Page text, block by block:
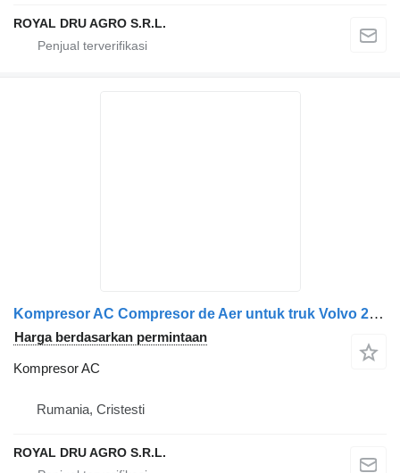
ROYAL DRU AGRO S.R.L.
Kompresor AC Compresor de Aer untuk truk Volvo 21457557 / 21458795 / 04909170
Harga berdasarkan permintaan
Kompresor AC
Rumania, Cristesti
ROYAL DRU AGRO S.R.L.